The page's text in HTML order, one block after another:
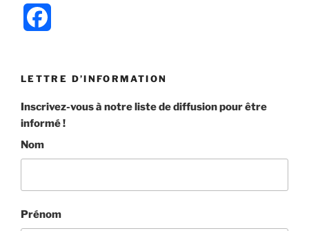
c
b
k
LETTRE D’INFORMATION
Inscrivez-vous à notre liste de diffusion pour être
informé !
Nom
Prénom